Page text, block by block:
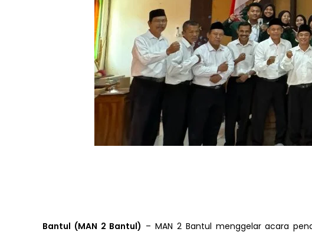
Bantul (MAN 2 Bantul) – MAN 2 Bantul menggelar acara